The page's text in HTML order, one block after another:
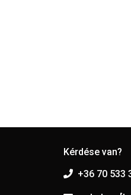
Kérdése van?
+36 70 533